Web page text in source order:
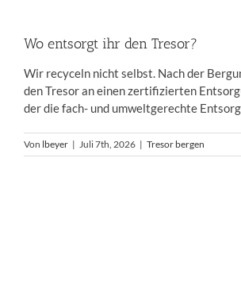
Wo entsorgt ihr den Tresor?
Wir recyceln nicht selbst. Nach der
den Tresor an einen zertifizierten
der die fach- und umweltgerechte
Von lbeyer | Juli 7th, 2026 | Tresor bergen